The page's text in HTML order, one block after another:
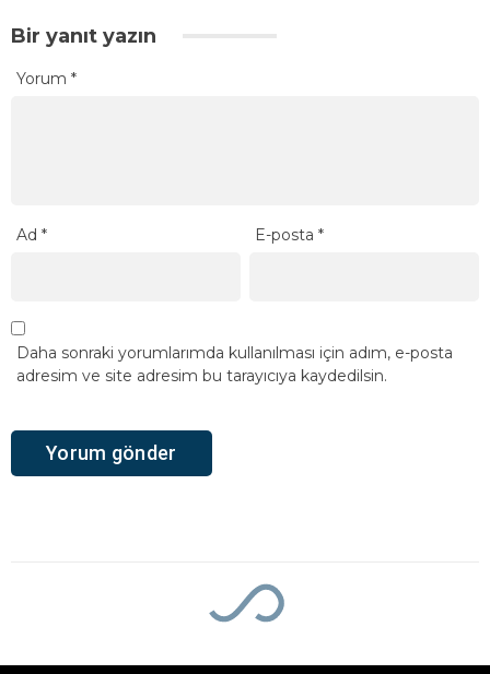
Bir yanıt yazın
Yorum *
Ad * E-posta*
Daha sonraki yorumlarımda kullanılması için adım, e-posta
adresim ve site adresim bu tarayıcıya kaydedilsin.